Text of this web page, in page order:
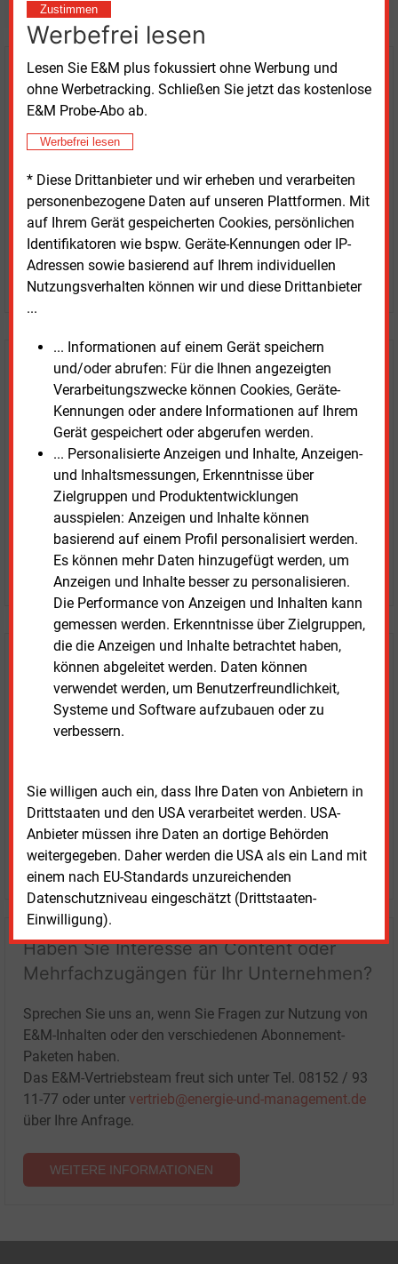
Zustimmen
Werbefrei lesen
Lesen Sie E&M plus fokussiert ohne Werbung und
ohne Werbetracking. Schließen Sie jetzt das kostenlose
E&M Probe-Abo ab.
Werbefrei lesen
* Diese Drittanbieter und wir erheben und verarbeiten
personenbezogene Daten auf unseren Plattformen. Mit
auf Ihrem Gerät gespeicherten Cookies, persönlichen
Identifikatoren wie bspw. Geräte-Kennungen oder IP-
Adressen sowie basierend auf Ihrem individuellen
Nutzungsverhalten können wir und diese Drittanbieter
...
... Informationen auf einem Gerät speichern
und/oder abrufen: Für die Ihnen angezeigten
Verarbeitungszwecke können Cookies, Geräte-
Kennungen oder andere Informationen auf Ihrem
Gerät gespeichert oder abgerufen werden.
... Personalisierte Anzeigen und Inhalte, Anzeigen-
und Inhaltsmessungen, Erkenntnisse über
Zielgruppen und Produktentwicklungen
ausspielen: Anzeigen und Inhalte können
basierend auf einem Profil personalisiert werden.
Es können mehr Daten hinzugefügt werden, um
Anzeigen und Inhalte besser zu personalisieren.
Die Performance von Anzeigen und Inhalten kann
gemessen werden. Erkenntnisse über Zielgruppen,
die die Anzeigen und Inhalte betrachtet haben,
können abgeleitet werden. Daten können
verwendet werden, um Benutzerfreundlichkeit,
Systeme und Software aufzubauen oder zu
verbessern.
Sie willigen auch ein, dass Ihre Daten von Anbietern in
Drittstaaten und den USA verarbeitet werden. USA-
Anbieter müssen ihre Daten an dortige Behörden
weitergegeben. Daher werden die USA als ein Land mit
einem nach EU-Standards unzureichenden
Datenschutzniveau eingeschätzt (Drittstaaten-
Einwilligung).
Kaufen Sie den Artikel
erhalten Sie sofort diesen redaktionellen Beitrag für
nur €2.98
JETZT ARTIKEL KAUFEN
Testen SieE&M
kostenlos und
unverbindlich
Zwei Wochen kostenfreier Zugang
Zugang auf stündlich aktualisierte Nachrichten mit
Prognose- und Marktdaten
+ einmal täglich E&M daily
+ zwei Ausgaben der Zeitung E&M
ohne automatische Verlängerung
Login für Kunden
LOGIN
Haben Sie Interesse an Content oder
Mehrfachzugängen für Ihr Unternehmen?
Sprechen Sie uns an, wenn Sie Fragen zur Nutzung von
E&M-Inhalten oder den verschiedenen Abonnement-
Paketen haben.
Das E&M-Vertriebsteam freut sich unter Tel. 08152 / 93
11-77 oder unter vertrieb@energie-und-management.de
über Ihre Anfrage.
WEITERE INFORMATIONEN